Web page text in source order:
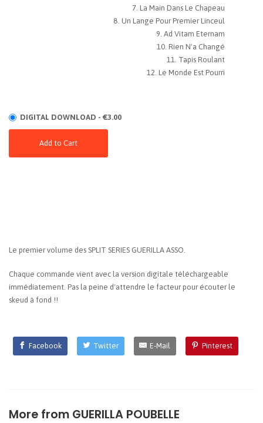
La Main Dans Le Chapeau
Un Lange Pour Premier Linceul
Ad Vitam Eternam
Rien N'a Changé
Tapis Roulant
Le Monde Est Pourri
DIGITAL DOWNLOAD - €3.00
Add to Cart
Le premier volume des SPLIT SERIES GUERILLA ASSO.
Chaque commande vient avec la version digitale téléchargeable
immédiatement. Pas la peine d'attendre le facteur pour écouter le
skeud à fond !!
Facebook Twitter E-Mail Pinterest
More from GUERILLA POUBELLE